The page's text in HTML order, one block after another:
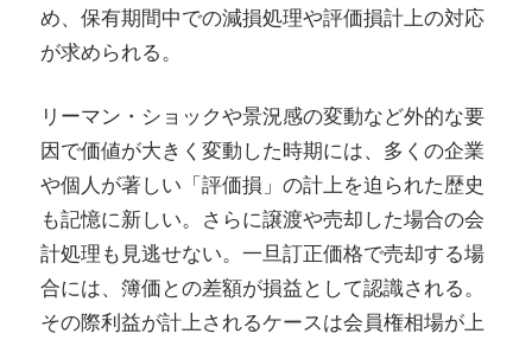
め、保有期間中での減損処理や評価損計上の対応
が求められる。
リーマン・ショックや景況感の変動など外的な要
因で価値が大きく変動した時期には、多くの企業
や個人が著しい「評価損」の計上を迫られた歴史
も記憶に新しい。さらに譲渡や売却した場合の会
計処理も見逃せない。一旦訂正価格で売却する場
合には、簿価との差額が損益として認識される。
その際利益が計上されるケースは会員権相場が上